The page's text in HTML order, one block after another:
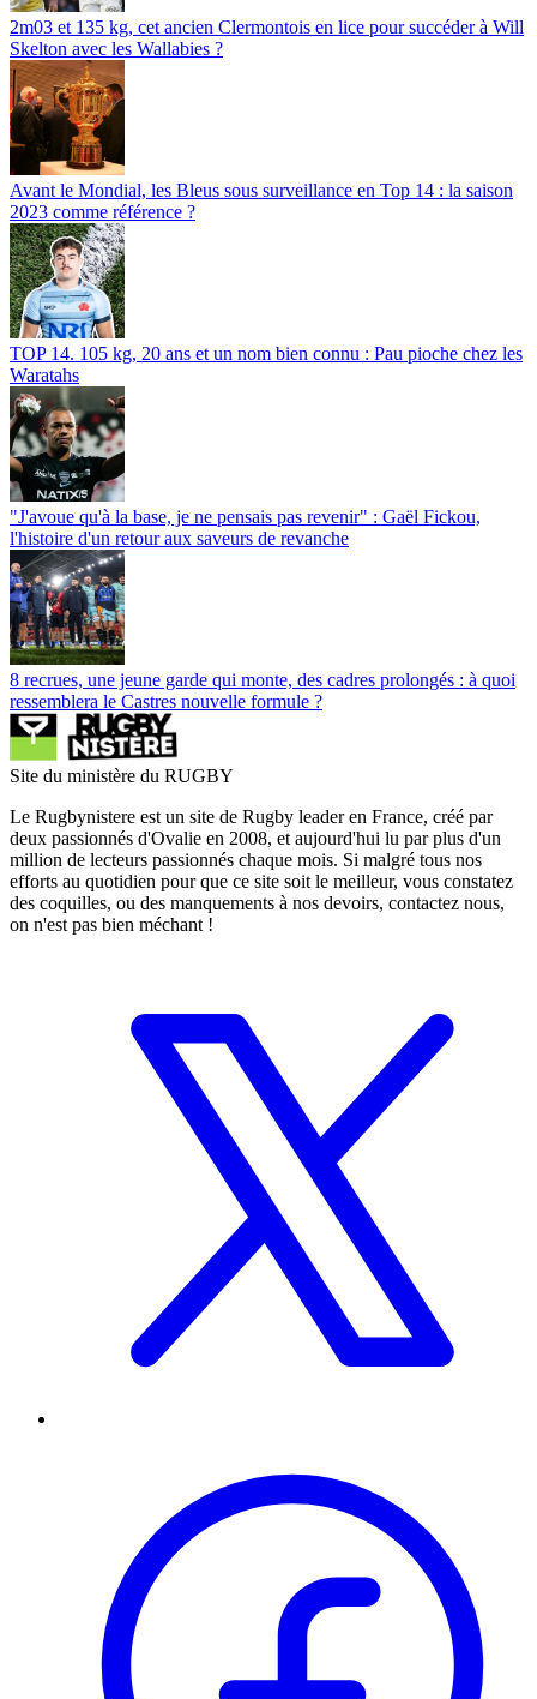
2m03 et 135 kg, cet ancien Clermontois en lice pour succéder à Will
Skelton avec les Wallabies ?
Avant le Mondial, les Bleus sous surveillance en Top 14 : la saison
2023 comme référence ?
TOP 14. 105 kg, 20 ans et un nom bien connu : Pau pioche chez les
Waratahs
"J'avoue qu'à la base, je ne pensais pas revenir" : Gaël Fickou,
l'histoire d'un retour aux saveurs de revanche
8 recrues, une jeune garde qui monte, des cadres prolongés : à quoi
ressemblera le Castres nouvelle formule ?
Site du ministère du RUGBY
Le Rugbynistere est un site de Rugby leader en France, créé par
deux passionnés d'Ovalie en 2008, et aujourd'hui lu par plus d'un
million de lecteurs passionnés chaque mois. Si malgré tous nos
efforts au quotidien pour que ce site soit le meilleur, vous constatez
des coquilles, ou des manquements à nos devoirs, contactez nous,
on n'est pas bien méchant !